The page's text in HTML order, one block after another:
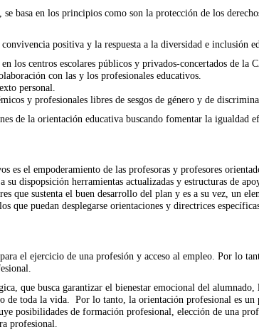
basa en los principios como son la protección de los
positiva y la respuesta a la diversidad e
los centros escolares públicos y privados-concertados de la
con las y los profesionales educativos.
personal.
y profesionales libres de sesgos de género y de
de la orientación educativa buscando fomentar la
es el empoderamiento de las profesoras y profesores
dispopsición herramientas actualizadas y estructuras de
que sustenta el buen desarrollo del plan y es a su vez, un
puedan desplegarse orientaciones y directrices
el ejercicio de una profesión y acceso al empleo. Por lo
que busca garantizar el bienestar emocional del
de toda la vida. Por lo tanto, la orientación profesional es
posibilidades de formación profesional, elección de una
profesional.